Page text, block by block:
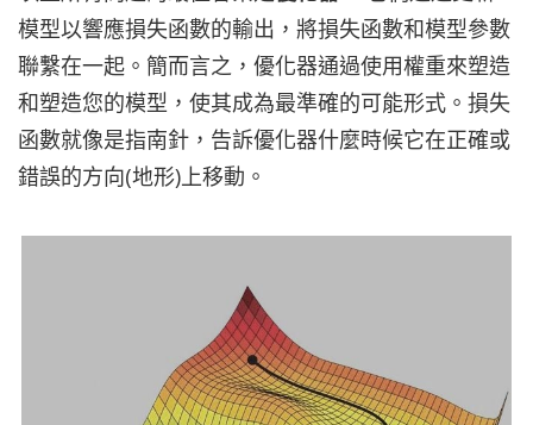
模型以響應損失函數的輸出，將損失函數和模型參數
聯繫在一起。簡而言之，優化器通過使用權重來塑造
和塑造您的模型，使其成為最準確的可能形式。損失
函數就像是指南針，告訴優化器什麼時候它在正確或
錯誤的方向(地形)上移動。